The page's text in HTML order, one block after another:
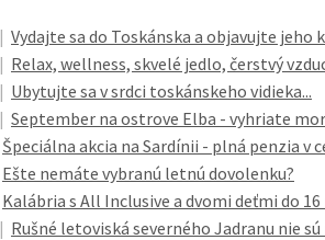
| Vydajte sa do Toskánska a objavujte jeho
| Relax, wellness, skvelé jedlo, čerstvý
| Ubytujte sa v srdci toskánskeho vidieka...
| September na ostrove Elba - vyhriate
Špeciálna akcia na Sardínii - plná penzia v
Ešte nemáte vybranú letnú dovolenku?
Kalábria s All Inclusive a dvomi deťmi do
| Rušné letoviská severného Jadranu nie sú